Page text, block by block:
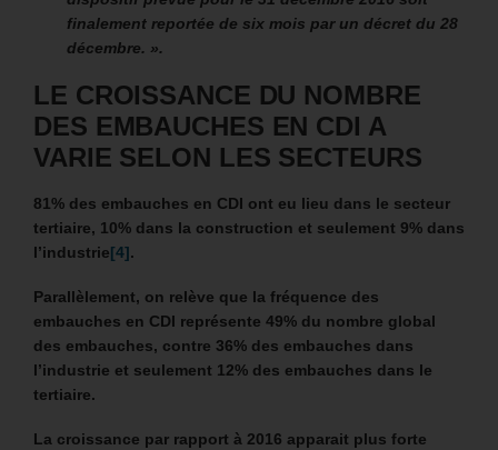
finalement reportée de six mois par un décret du 28
décembre. ».
LE CROISSANCE DU NOMBRE
DES EMBAUCHES EN CDI A
VARIE SELON LES SECTEURS
81% des embauches en CDI ont eu lieu dans le secteur
tertiaire, 10% dans la construction et seulement 9% dans
l’industrie[4].
Parallèlement, on relève que la fréquence des
embauches en CDI représente 49% du nombre global
des embauches, contre 36% des embauches dans
l’industrie et seulement 12% des embauches dans le
tertiaire.
La croissance par rapport à 2016 apparait plus forte